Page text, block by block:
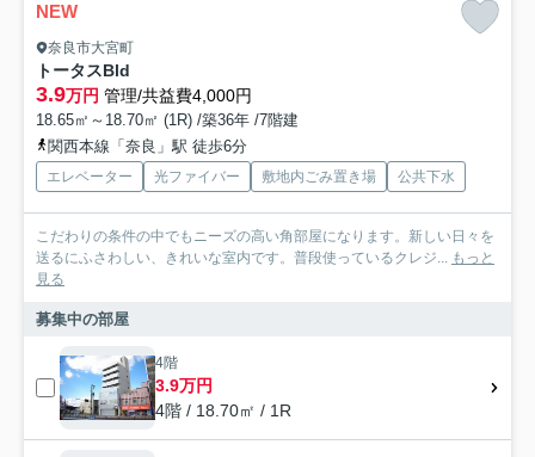
NEW
奈良市大宮町
トータスBld
3.9万円 管理/共益費4,000円
18.65㎡～18.70㎡ (1R) /築36年 /7階建
関西本線「奈良」駅 徒歩6分
エレベーター 光ファイバー 敷地内ごみ置き場 公共下水
こだわりの条件の中でもニーズの高い角部屋になります。新しい日々を
送るにふさわしい、きれいな室内です。普段使っているクレジ... もっと
見る
募集中の部屋
4階
3.9万円
4階 / 18.70㎡ / 1R